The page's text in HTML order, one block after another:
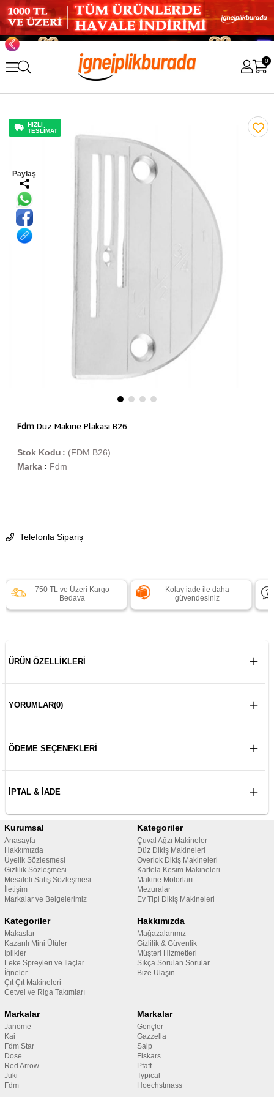
0
HIZLI
TESLİMAT
Paylaş
FdmDüz Makine Plakası B26
(FDM B26)
Stok Kodu
Marka : Fdm
Telefonla Sipariş
750 TL ve Üzeri Kargo
Bedava
Kolay iade ile daha
güvendesiniz
ÜRÜN ÖZELLIKLERI
YORUMLAR(0)
ÖDEME SEÇENEKLERI
İPTAL & İADE
Kurumsal
Anasayfa
Hakkımızda
Üyelik Sözleşmesi
Gizlilik Sözleşmesi
Mesafeli Satış Sözleşmesi
İletişim
Markalar ve Belgelerimiz
Kategoriler
Çuval Ağzı Makineler
Düz Dikiş Makineleri
Overlok Dikiş Makineleri
Kartela Kesim Makineleri
Makine Motorları
Mezuralar
Ev Tipi Dikiş Makineleri
Kategoriler
Makaslar
Kazanlı Mini Ütüler
İplikler
Leke Spreyleri ve İlaçlar
İğneler
Çıt Çıt Makineleri
Cetvel ve Riga Takımları
Hakkımızda
Mağazalarımız
Gizlilik & Güvenlik
Müşteri Hizmetleri
Sıkça Sorulan Sorular
Bize Ulaşın
Markalar
Janome
Kai
Fdm Star
Dose
Red Arrow
Juki
Fdm
Markalar
Gençler
Gazzella
Saip
Fiskars
Pfaff
Typical
Hoechstmass